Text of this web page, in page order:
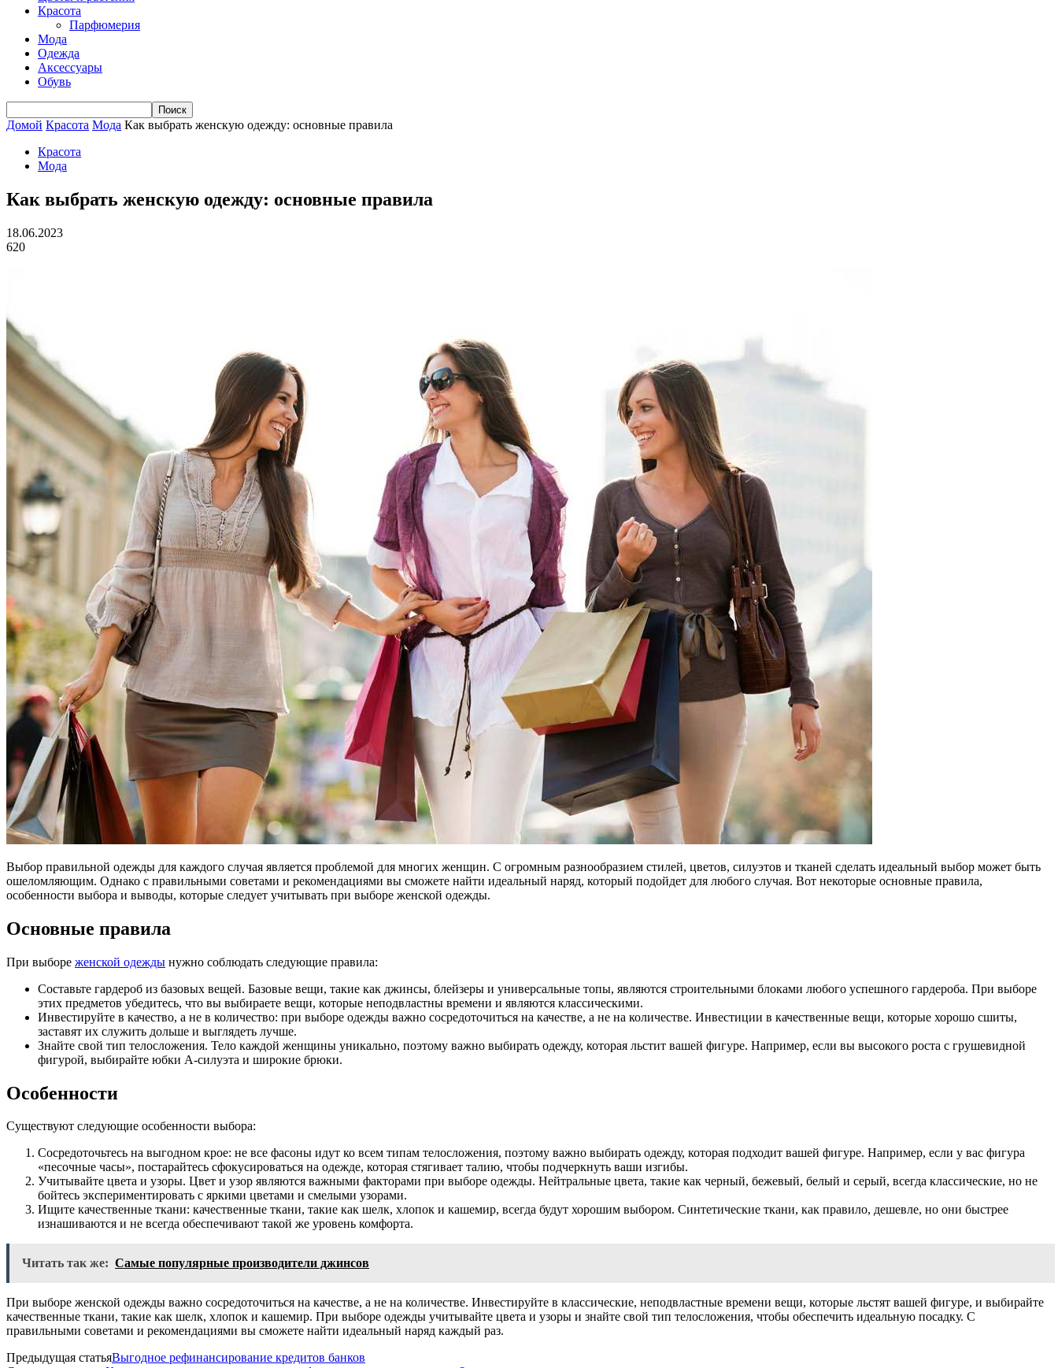
Красота
Парфюмерия
Мода
Одежда
Аксессуары
Обувь
Домой Красота Мода Как выбрать женскую одежду: основные правила
Красота
Мода
Как выбрать женскую одежду: основные правила
18.06.2023
620
Выбор правильной одежды для каждого случая является проблемой для многих женщин. С огромным разнообразием стилей, цветов, силуэтов и тканей сделать идеальный выбор может быть
ошеломляющим. Однако с правильными советами и рекомендациями вы сможете найти идеальный наряд, который подойдет для любого случая. Вот некоторые основные правила,
особенности выбора и выводы, которые следует учитывать при выборе женской одежды.
Основные правила
При выборе женской одежды нужно соблюдать следующие правила:
Составьте гардероб из базовых вещей. Базовые вещи, такие как джинсы, блейзеры и универсальные топы, являются строительными блоками любого успешного гардероба. При выборе
этих предметов убедитесь, что вы выбираете вещи, которые неподвластны времени и являются классическими.
Инвестируйте в качество, а не в количество: при выборе одежды важно сосредоточиться на качестве, а не на количестве. Инвестиции в качественные вещи, которые хорошо сшиты,
заставят их служить дольше и выглядеть лучше.
Знайте свой тип телосложения. Тело каждой женщины уникально, поэтому важно выбирать одежду, которая льстит вашей фигуре. Например, если вы высокого роста с грушевидной
фигурой, выбирайте юбки А-силуэта и широкие брюки.
Особенности
Существуют следующие особенности выбора:
Сосредоточьтесь на выгодном крое: не все фасоны идут ко всем типам телосложения, поэтому важно выбирать одежду, которая подходит вашей фигуре. Например, если у вас фигура
«песочные часы», постарайтесь сфокусироваться на одежде, которая стягивает талию, чтобы подчеркнуть ваши изгибы.
Учитывайте цвета и узоры. Цвет и узор являются важными факторами при выборе одежды. Нейтральные цвета, такие как черный, бежевый, белый и серый, всегда классические, но не
бойтесь экспериментировать с яркими цветами и смелыми узорами.
Ищите качественные ткани: качественные ткани, такие как шелк, хлопок и кашемир, всегда будут хорошим выбором. Синтетические ткани, как правило, дешевле, но они быстрее
изнашиваются и не всегда обеспечивают такой же уровень комфорта.
Читать так же: Самые популярные производители джинсов
При выборе женской одежды важно сосредоточиться на качестве, а не на количестве. Инвестируйте в классические, неподвластные времени вещи, которые льстят вашей фигуре, и выбирайте
качественные ткани, такие как шелк, хлопок и кашемир. При выборе одежды учитывайте цвета и узоры и знайте свой тип телосложения, чтобы обеспечить идеальную посадку. С
правильными советами и рекомендациями вы сможете найти идеальный наряд каждый раз.
Предыдущая статьяВыгодное рефинансирование кредитов банков